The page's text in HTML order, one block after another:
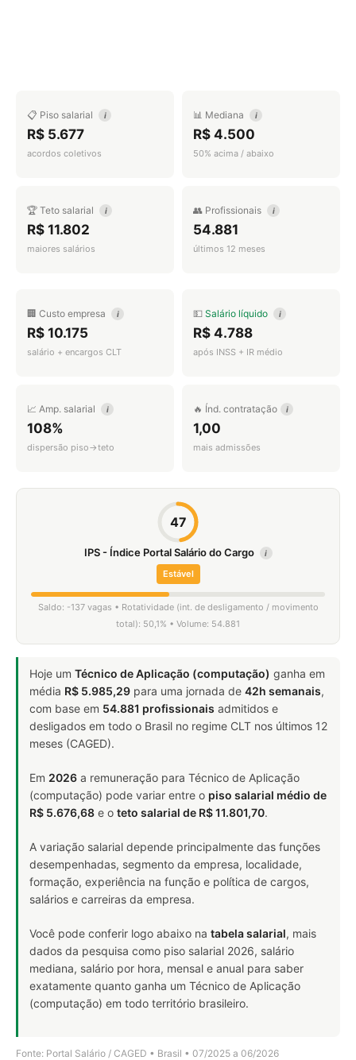
📋 Piso salarial i
R$ 5.677
acordos coletivos
📊 Mediana i
R$ 4.500
50% acima / abaixo
🏆 Teto salarial i
R$ 11.802
maiores salários
👥 Profissionais i
54.881
últimos 12 meses
🏢 Custo empresa i
R$ 10.175
salário + encargos CLT
💵 Salário líquido i
R$ 4.788
após INSS + IR médio
📈 Amp. salarial i
108%
dispersão piso→teto
🔥 Índ. contratação i
1,00
mais admissões
47
IPS - Índice Portal Salário do Cargo i
Estável
Saldo: -137 vagas • Rotatividade (int. de desligamento / movimento
total): 50,1% • Volume: 54.881
Hoje um Técnico de Aplicação (computação) ganha em
média R$ 5.985,29 para uma jornada de 42h semanais,
com base em 54.881 profissionais admitidos e
desligados em todo o Brasil no regime CLT nos últimos 12
meses (CAGED).
Em 2026 a remuneração para Técnico de Aplicação
(computação) pode variar entre o piso salarial médio de
R$ 5.676,68 e o teto salarial de R$ 11.801,70.
A variação salarial depende principalmente das funções
desempenhadas, segmento da empresa, localidade,
formação, experiência na função e política de cargos,
salários e carreiras da empresa.
Você pode conferir logo abaixo na tabela salarial, mais
dados da pesquisa como piso salarial 2026, salário
mediana, salário por hora, mensal e anual para saber
exatamente quanto ganha um Técnico de Aplicação
(computação) em todo território brasileiro.
Fonte: Portal Salário / CAGED • Brasil • 07/2025 a 06/2026